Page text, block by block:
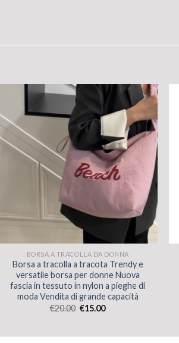
BORSA A TRACOLLA DA DONNA
Borsa a tracolla a tracota Trendy e
versatile borsa per donne Nuova
fascia in tessuto in nylon a pieghe di
moda Vendita di grande capacità
€20.00 €15.00